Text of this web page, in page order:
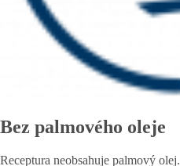
Bez palmového oleje
Receptura neobsahuje palmový olej.